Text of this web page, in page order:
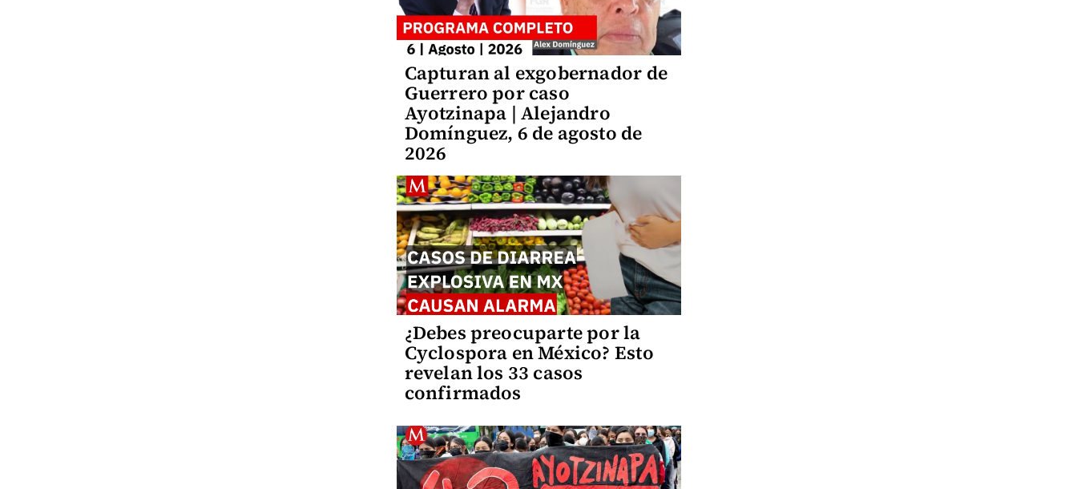
Capturan al exgobernador de
Guerrero por caso
Ayotzinapa | Alejandro
Domínguez, 6 de agosto de
2026
¿Debes preocuparte por la
Cyclospora en México? Esto
revelan los 33 casos
confirmados